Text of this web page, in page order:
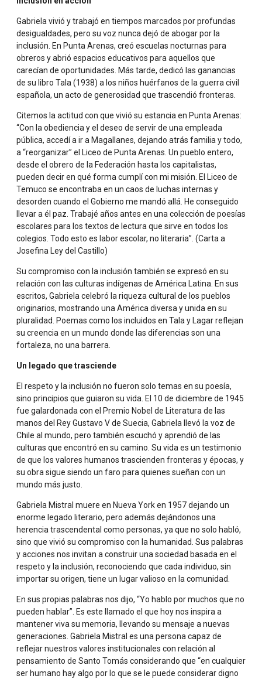
Gabriela vivió y trabajó en tiempos marcados por profundas
desigualdades, pero su voz nunca dejó de abogar por la
inclusión. En Punta Arenas, creó escuelas nocturnas para
obreros y abrió espacios educativos para aquellos que
carecían de oportunidades. Más tarde, dedicó las ganancias
de su libro Tala (1938) a los niños huérfanos de la guerra civil
española, un acto de generosidad que trascendió fronteras.
Citemos la actitud con que vivió su estancia en Punta Arenas:
“Con la obediencia y el deseo de servir de una empleada
pública, accedí a ir a Magallanes, dejando atrás familia y todo,
a “reorganizar” el Liceo de Punta Arenas. Un pueblo entero,
desde el obrero de la Federación hasta los capitalistas,
pueden decir en qué forma cumplí con mi misión. El Liceo de
Temuco se encontraba en un caos de luchas internas y
desorden cuando el Gobierno me mandó allá. He conseguido
llevar a él paz. Trabajé años antes en una colección de poesías
escolares para los textos de lectura que sirve en todos los
colegios. Todo esto es labor escolar, no literaria”. (Carta a
Josefina Ley del Castillo)
Su compromiso con la inclusión también se expresó en su
relación con las culturas indígenas de América Latina. En sus
escritos, Gabriela celebró la riqueza cultural de los pueblos
originarios, mostrando una América diversa y unida en su
pluralidad. Poemas como los incluidos en Tala y Lagar reflejan
su creencia en un mundo donde las diferencias son una
fortaleza, no una barrera.
Un legado que trasciende
El respeto y la inclusión no fueron solo temas en su poesía,
sino principios que guiaron su vida. El 10 de diciembre de 1945
fue galardonada con el Premio Nobel de Literatura de las
manos del Rey Gustavo V de Suecia, Gabriela llevó la voz de
Chile al mundo, pero también escuchó y aprendió de las
culturas que encontró en su camino. Su vida es un testimonio
de que los valores humanos trascienden fronteras y épocas, y
su obra sigue siendo un faro para quienes sueñan con un
mundo más justo.
Gabriela Mistral muere en Nueva York en 1957 dejando un
enorme legado literario, pero además dejándonos una
herencia trascendental como personas, ya que no solo habló,
sino que vivió su compromiso con la humanidad. Sus palabras
y acciones nos invitan a construir una sociedad basada en el
respeto y la inclusión, reconociendo que cada individuo, sin
importar su origen, tiene un lugar valioso en la comunidad.
En sus propias palabras nos dijo, “Yo hablo por muchos que no
pueden hablar”. Es este llamado el que hoy nos inspira a
mantener viva su memoria, llevando su mensaje a nuevas
generaciones. Gabriela Mistral es una persona capaz de
reflejar nuestros valores institucionales con relación al
pensamiento de Santo Tomás considerando que “en cualquier
ser humano hay algo por lo que se le puede considerar digno